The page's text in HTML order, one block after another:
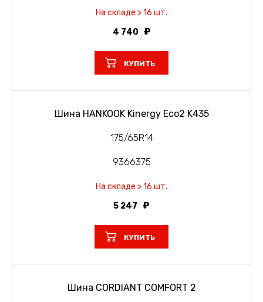
На складе > 16 шт.
4 740
КУПИТЬ
Шина HANKOOK Kinergy Eco2 K435
175/65R14
9366375
На складе > 16 шт.
5 247
КУПИТЬ
Шина CORDIANT COMFORT 2